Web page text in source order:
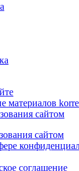
материалов
сайтом
сайтом
соглашение